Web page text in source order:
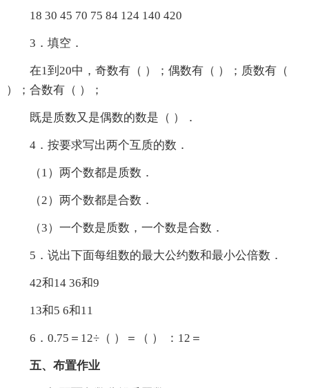
18 30 45 70 75 84 124 140 420
3．填空．
在1到20中，奇数有（ ）；偶数有（ ）；质数有（
）；合数有（ ）；
既是质数又是偶数的数是（ ）．
4．按要求写出两个互质的数．
（1）两个数都是质数．
（2）两个数都是合数．
（3）一个数是质数，一个数是合数．
5．说出下面每组数的最大公约数和最小公倍数．
42和14 36和9
13和5 6和11
6．0.75＝12÷（ ）＝（ ） ：12＝
五、布置作业